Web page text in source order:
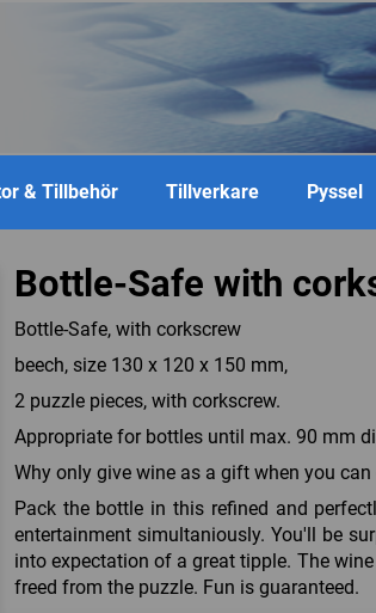
& Tillbehör Tillverkare Pyssel
Bottle-Safe with
Bottle-Safe, with corkscrew
beech, size 130 x 120 x 150 mm,
2 puzzle pieces, with corkscrew.
Appropriate for bottles until max. 90 mm
Why only give wine as a gift when you
Pack the bottle in this refined and
entertainment simultaniously. You'll be
into expectation of a great tipple. The
freed from the puzzle. Fun is guaranteed.